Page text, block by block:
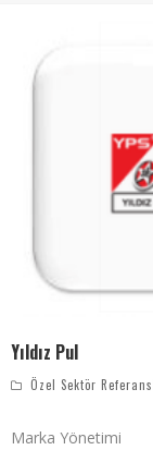
Yıldız Pul
Özel Sektör
Marka Yönetimi